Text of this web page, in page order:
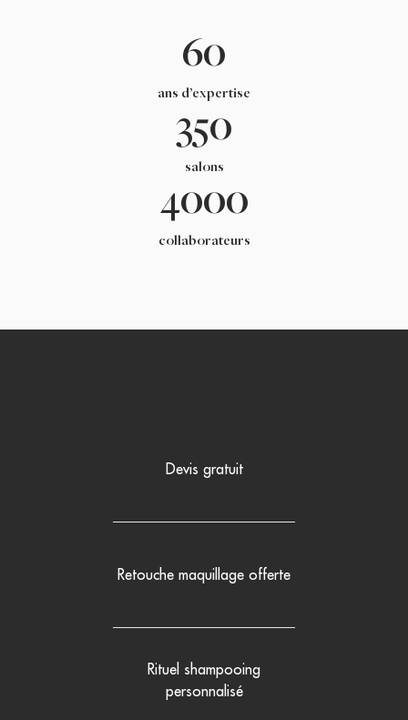
60
ans d’expertise
350
salons
4000
collaborateurs
Devis gratuit
Retouche maquillage offerte
Rituel shampooing
personnalisé